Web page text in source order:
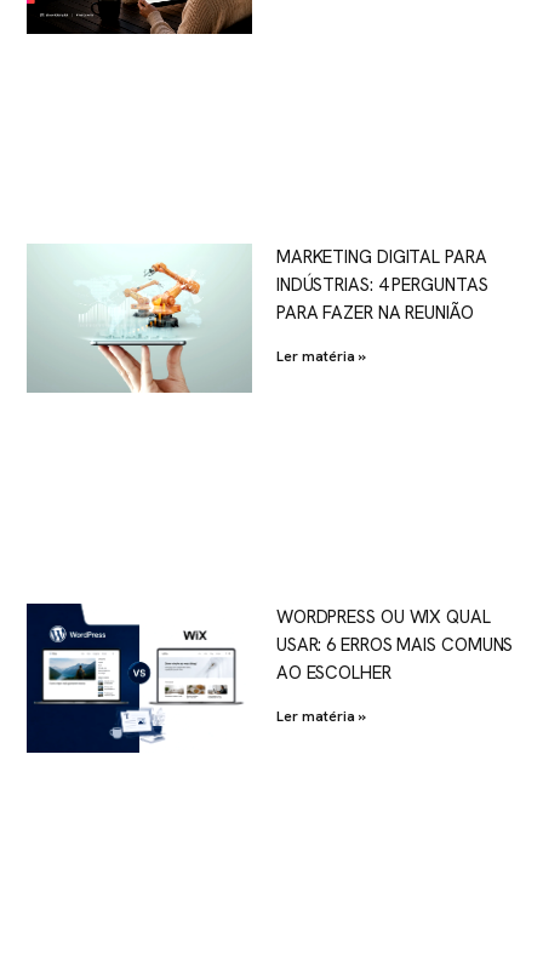
MARKETING DIGITAL PARA
INDÚSTRIAS: 4 PERGUNTAS
PARA FAZER NA REUNIÃO
Ler matéria »
WORDPRESS OU WIX QUAL
USAR: 6 ERROS MAIS COMUNS
AO ESCOLHER
Ler matéria »